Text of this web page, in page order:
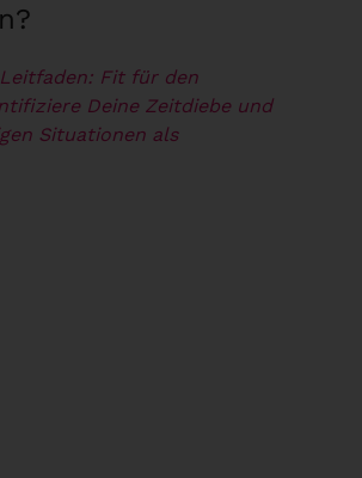
Leitfaden: Fit für den
Deine Zeitdiebe und
Situationen als